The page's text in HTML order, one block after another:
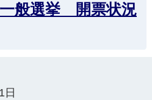
般選挙 開票状況
日